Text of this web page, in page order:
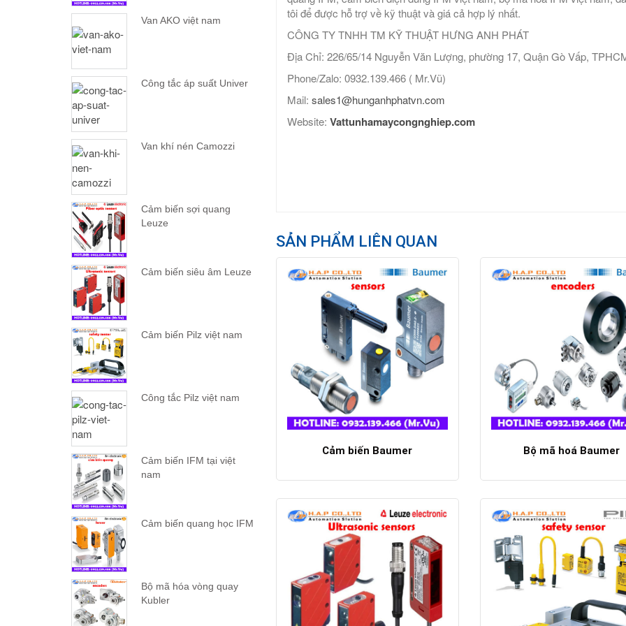
tôi để được hỗ trợ về kỹ thuật và giá cả hợp lý nhất.
CÔNG TY TNHH TM KỸ THUẬT HƯNG ANH PHÁT
Địa Chỉ: 226/65/14 Nguyễn Văn Lượng, phường 17, Quận Gò Vấp,
Phone/Zalo: 0932.139.466 ( Mr.Vũ)
Mail: sales1@hunganhphatvn.com
Website: Vattunhamaycongnghiep.com
SẢN PHẨM LIÊN QUAN
Cảm biến Baumer Bộ mã hoá Baumer
Van AKO việt nam
Công tắc áp suất Univer
Van khí nén Camozzi
Cảm biến sợi quang
Leuze
Cảm biến siêu âm Leuze
Cảm biến Pilz việt nam
Công tắc Pilz việt nam
Cảm biến IFM tại việt
nam
Cảm biến quang học IFM
Bộ mã hóa vòng quay
Kubler